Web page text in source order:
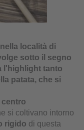
località di
sotto il segno
l'highlight tanto
patata, che si
centro
si coltivano intorno
rigido di questa